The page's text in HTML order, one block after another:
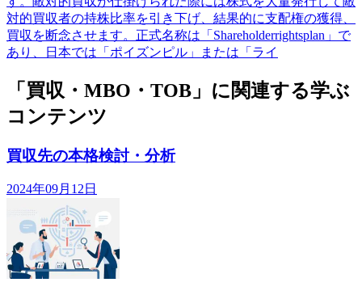
対的買収者の持株比率を引き下げ、結果的に支配権の獲得、
買収を断念させます。正式名称は「Shareholderrightsplan」で
あり、日本では「ポイズンピル」または「ライ
「買収・MBO・TOB」に関連する学ぶ
コンテンツ
買収先の本格検討・分析
2024年09月12日